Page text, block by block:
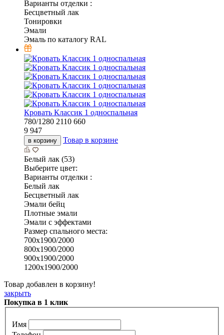
Варианты отделки :
Бесцветный лак
Тонировки
Эмали
Эмаль по каталогу RAL
Кровать Классик 1 односпальная
780/1280 2110 660
9 947
в корзину Товар в корзине
Белый лак (53)
Выберите цвет:
Варианты отделки :
Белый лак
Бесцветный лак
Эмали бейц
Плотные эмали
Эмали с эффектами
Размер спального места:
700х1900/2000
800х1900/2000
900х1900/2000
1200х1900/2000
Товар добавлен в корзину!
закрыть
Покупка в 1 клик
Имя